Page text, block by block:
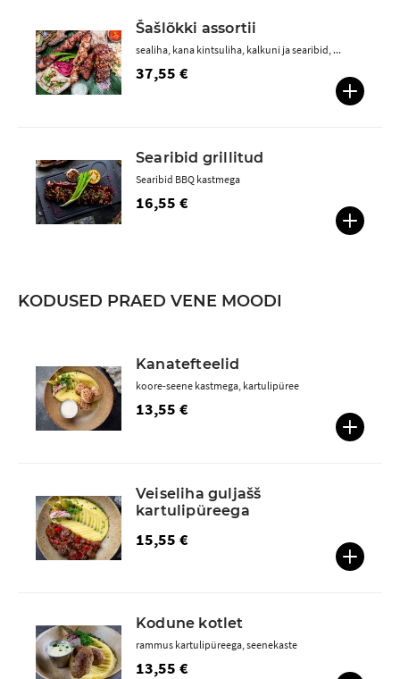
Šašlõkki assortii
37,55 €
sealiha, kana kintsuliha, kalkuni ja searibid, ...
Searibid grillitud
16,55 €
Searibid BBQ kastmega
KODUSED PRAED VENE MOODI
Kanatefteelid
13,55 €
koore-seene kastmega, kartulipüree
Veiseliha guljašš
kartulipüreega
15,55 €
Kodune kotlet
13,55 €
rammus kartulipüreega, seenekaste